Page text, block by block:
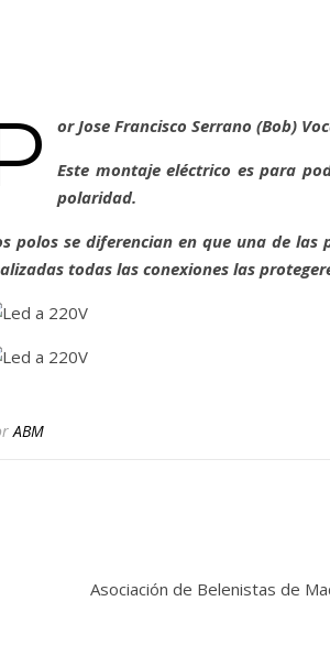
or Jose Francisco Serrano (Bob)
Este montaje eléctrico es para
polaridad.
polos se diferencian en que una de
todas las conexiones las
ABM
Asociación de Belenistas de